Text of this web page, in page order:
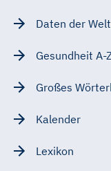
Daten der
Gesundheit A-
Großes
Kalender
Lexikon